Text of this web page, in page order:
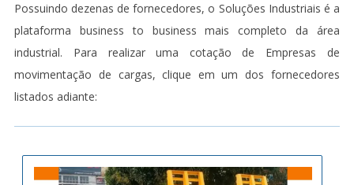
Possuindo dezenas de fornecedores, o Soluções Industriais é a
plataforma business to business mais completo da área
industrial. Para realizar uma cotação de Empresas de
movimentação de cargas, clique em um dos fornecedores
listados adiante: